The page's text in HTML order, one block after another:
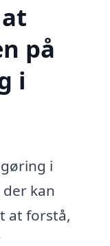
på
i
i
kan
at forstå,